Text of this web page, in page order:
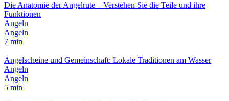
Die Anatomie der Angelrute – Verstehen Sie die Teile und ihre
Funktionen
Angeln
Angeln
7 min
Angelscheine und Gemeinschaft: Lokale Traditionen am Wasser
Angeln
Angeln
5 min